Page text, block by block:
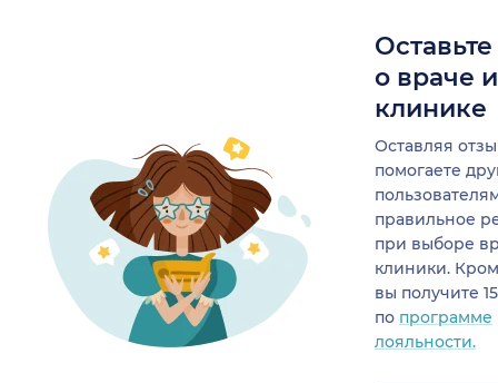
о враче
клинике
Оставляя
помогаете
правильное
при выборе
клиники.
вы получите
по программе
лояльности.